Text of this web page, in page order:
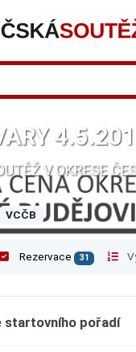
V OKRESE
VCČB
Rezervace 31
startovního pořadí